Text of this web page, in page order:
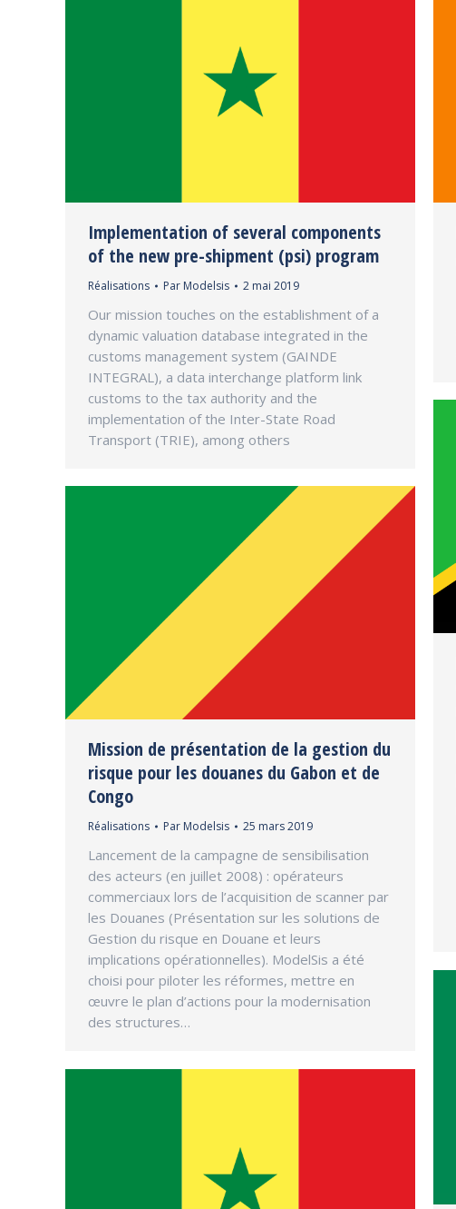
Implementation of several components
of the new pre-shipment (psi) program
Réalisations Par Modelsis 2 mai 2019
Our mission touches on the establishment of a
dynamic valuation database integrated in the
customs management system (GAINDE
INTEGRAL), a data interchange platform link
customs to the tax authority and the
implementation of the Inter-State Road
Transport (TRIE), among others
Mission de présentation de la gestion du
risque pour les douanes du Gabon et de
Congo
Réalisations Par Modelsis 25 mars 2019
Lancement de la campagne de sensibilisation
des acteurs (en juillet 2008) : opérateurs
commerciaux lors de l’acquisition de scanner par
les Douanes (Présentation sur les solutions de
Gestion du risque en Douane et leurs
implications opérationnelles). ModelSis a été
choisi pour piloter les réformes, mettre en
œuvre le plan d’actions pour la modernisation
des structures…